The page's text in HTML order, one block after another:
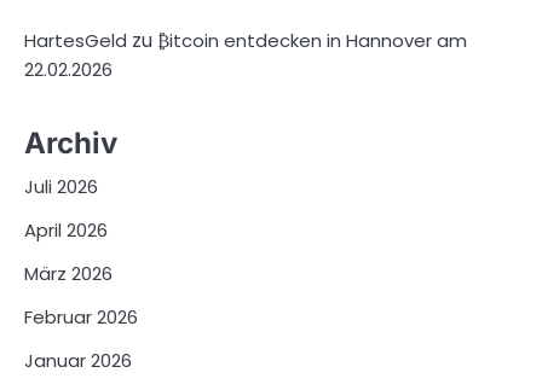
HartesGeld zu ₿itcoin entdecken in Hannover am
22.02.2026
Archiv
Juli 2026
April 2026
März 2026
Februar 2026
Januar 2026